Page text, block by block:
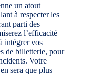
un atout
à respecter les
parti des
l’efficacité
intégrer vos
de billetterie, pour
Votre
sera que plus